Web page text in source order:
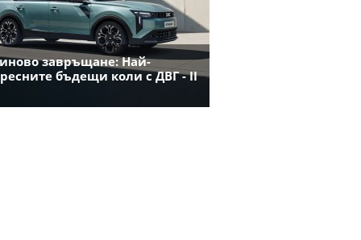
завръщане: Най-
бъдещи коли с ДВГ - II